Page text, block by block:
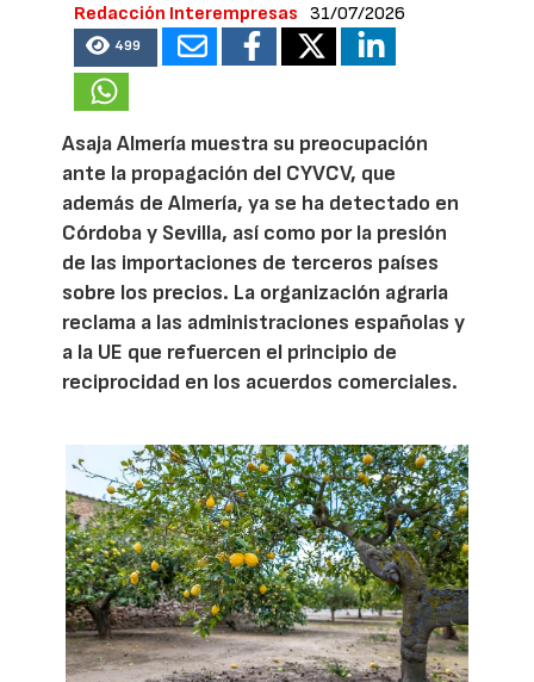
Redacción Interempresas 31/07/2026
499
Asaja Almería muestra su preocupación
ante la propagación del CYVCV, que
además de Almería, ya se ha detectado en
Córdoba y Sevilla, así como por la presión
de las importaciones de terceros países
sobre los precios. La organización agraria
reclama a las administraciones españolas y
a la UE que refuercen el principio de
reciprocidad en los acuerdos comerciales.